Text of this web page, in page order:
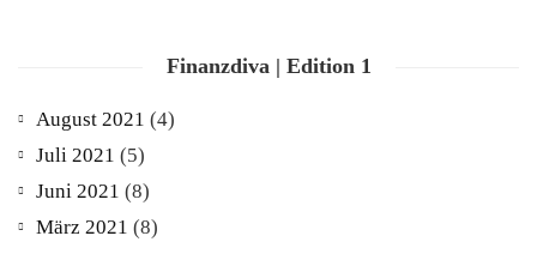
Finanzdiva | Edition 1
August 2021 (4)
Juli 2021 (5)
Juni 2021 (8)
März 2021 (8)